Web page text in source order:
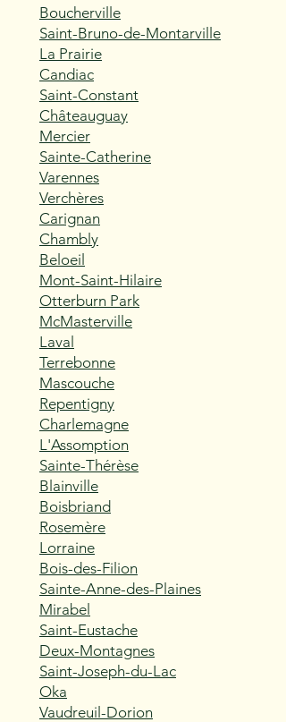
Boucherville
Saint-Bruno-de-Montarville
La Prairie
Candiac
Saint-Constant
Châteauguay
Mercier
Sainte-Catherine
Varennes
Verchères
Carignan
Chambly
Beloeil
Mont-Saint-Hilaire
Otterburn Park
McMasterville
Laval
Terrebonne
Mascouche
Repentigny
Charlemagne
L'Assomption
Sainte-Thérèse
Blainville
Boisbriand
Rosemère
Lorraine
Bois-des-Filion
Sainte-Anne-des-Plaines
Mirabel
Saint-Eustache
Deux-Montagnes
Saint-Joseph-du-Lac
Oka
Vaudreuil-Dorion